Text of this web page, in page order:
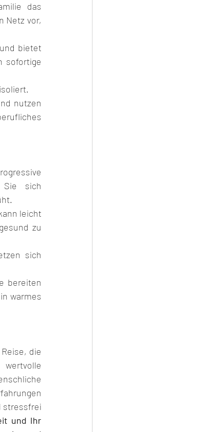
das
Netz vor,
bietet
sofortige
nutzen
Sie sich
leicht
zu
sich
bereiten
warmes
die
stressfrei
und Ihr